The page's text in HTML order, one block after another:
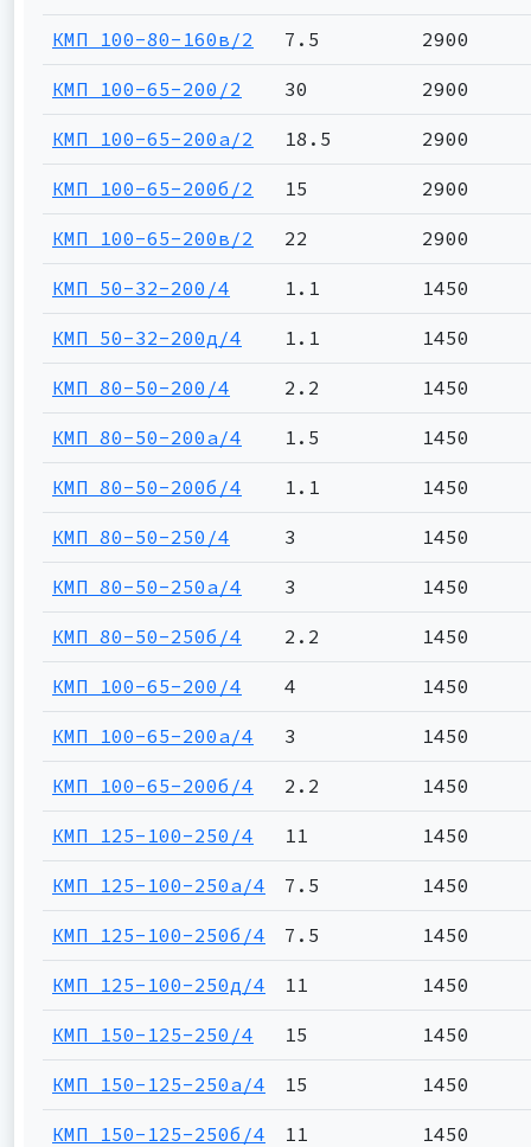
КМП 100-80-160в/2 7.5 2900
КМП 100-65-200/2 30 2900
КМП 100-65-200а/2 18.5 2900
КМП 100-65-200б/2 15 2900
КМП 100-65-200в/2 22 2900
КМП 50-32-200/4 1.1 1450
КМП 50-32-200д/4 1.1 1450
КМП 80-50-200/4 2.2 1450
КМП 80-50-200а/4 1.5 1450
КМП 80-50-200б/4 1.1 1450
КМП 80-50-250/4 3 1450
КМП 80-50-250а/4 3 1450
КМП 80-50-250б/4 2.2 1450
КМП 100-65-200/4 4 1450
КМП 100-65-200а/4 3 1450
КМП 100-65-200б/4 2.2 1450
КМП 125-100-250/4 11 1450
КМП 125-100-250а/4 7.5 1450
КМП 125-100-250б/4 7.5 1450
КМП 125-100-250д/4 11 1450
КМП 150-125-250/4 15 1450
КМП 150-125-250а/4 15 1450
КМП 150-125-250б/4 11 1450